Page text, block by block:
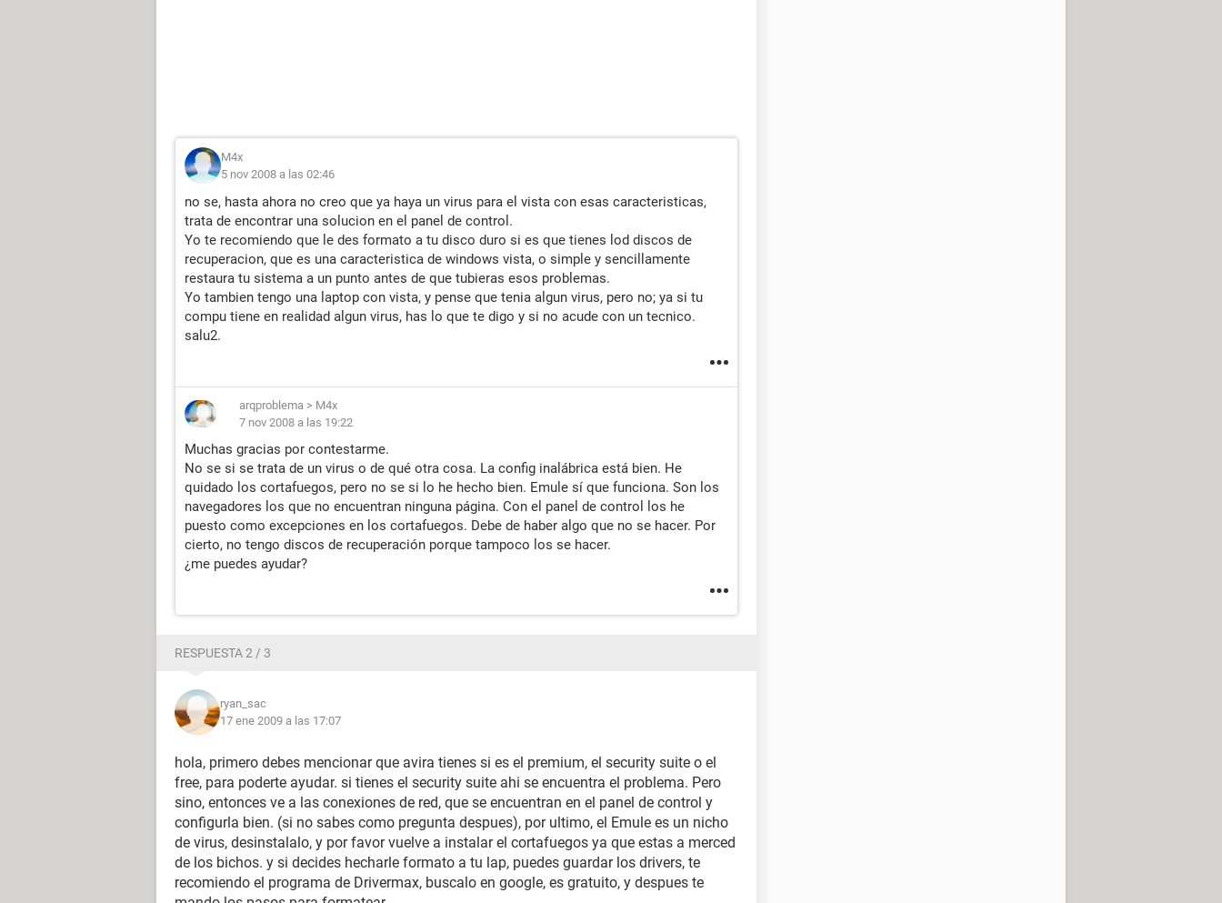
M4x
5 nov 2008 a las 02:46
no se, hasta ahora no creo que ya haya un virus para el vista con esas caracteristicas,
trata de encontrar una solucion en el panel de control.
Yo te recomiendo que le des formato a tu disco duro si es que tienes lod discos de
recuperacion, que es una caracteristica de windows vista, o simple y sencillamente
restaura tu sistema a un punto antes de que tubieras esos problemas.
Yo tambien tengo una laptop con vista, y pense que tenia algun virus, pero no; ya si tu
compu tiene en realidad algun virus, has lo que te digo y si no acude con un tecnico.
salu2.
arqproblema > M4x
7 nov 2008 a las 19:22
Muchas gracias por contestarme.
No se si se trata de un virus o de qué otra cosa. La config inalábrica está bien. He
quidado los cortafuegos, pero no se si lo he hecho bien. Emule sí que funciona. Son los
navegadores los que no encuentran ninguna página. Con el panel de control los he
puesto como excepciones en los cortafuegos. Debe de haber algo que no se hacer. Por
cierto, no tengo discos de recuperación porque tampoco los se hacer.
¿me puedes ayudar?
RESPUESTA 2 / 3
ryan_sac
17 ene 2009 a las 17:07
hola, primero debes mencionar que avira tienes si es el premium, el security suite o el
free, para poderte ayudar. si tienes el security suite ahi se encuentra el problema. Pero
sino, entonces ve a las conexiones de red, que se encuentran en el panel de control y
configurla bien. (si no sabes como pregunta despues), por ultimo, el Emule es un nicho
de virus, desinstalalo, y por favor vuelve a instalar el cortafuegos ya que estas a merced
de los bichos. y si decides hecharle formato a tu lap, puedes guardar los drivers, te
recomiendo el programa de Drivermax, buscalo en google, es gratuito, y despues te